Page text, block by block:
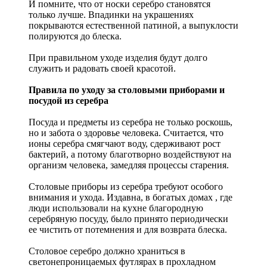
И помните, что от носки серебро становятся
только лучше. Впадинки на украшениях
покрываются естественной патиной, а выпуклости
полируются до блеска.
При правильном уходе изделия будут долго
служить и радовать своей красотой.
Правила по уходу за столовыми приборами и
посудой из серебра
Посуда и предметы из серебра не только роскошь,
но и забота о здоровье человека. Считается, что
ионы серебра смягчают воду, сдерживают рост
бактерий, а потому благотворно воздействуют на
организм человека, замедляя процессы старения.
Столовые приборы из серебра требуют особого
внимания и ухода. Издавна, в богатых домах , где
люди использовали на кухне благородную
серебряную посуду, было принято периодически
ее чистить от потемнения и для возврата блеска.
Столовое серебро должно храниться в
светонепроницаемых футлярах в прохладном